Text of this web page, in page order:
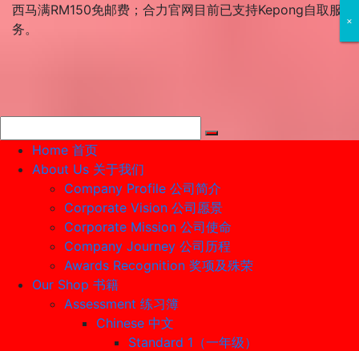
Skip西马满RM150免邮费；合力官网目前已支持Kepong自取服
务。
Home 首页
About Us 关于我们
Company Profile 公司简介
Corporate Vision 公司愿景
Corporate Mission 公司使命
Company Journey 公司历程
Awards Recognition 奖项及殊荣
Our Shop 书籍
Assessment 练习簿
Chinese 中文
Standard 1（一年级）
×
×
×